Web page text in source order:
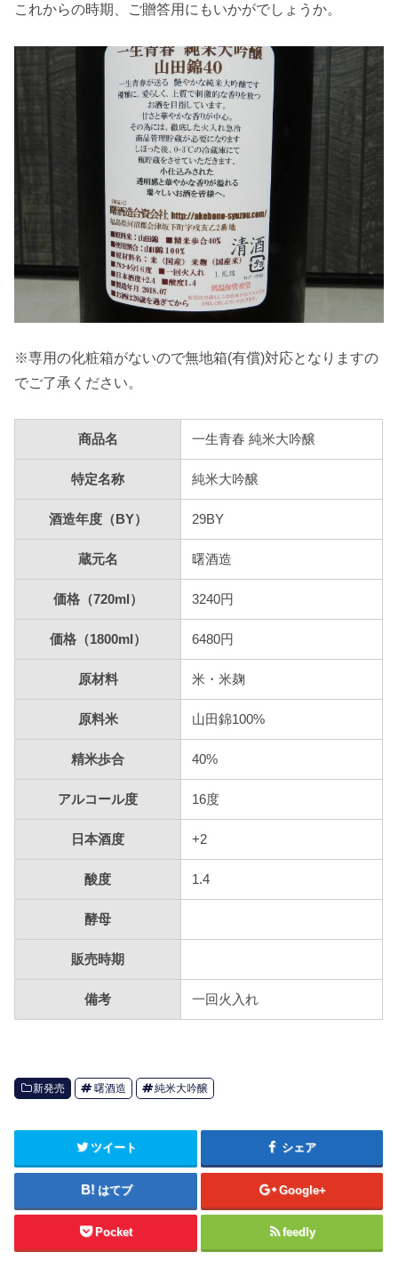
これからの時期、ご贈答用にもいかがでしょうか。
※専用の化粧箱がないので無地箱(有償)対応となりますの
でご了承ください。
商品名 一生青春 純米大吟醸
特定名称 純米大吟醸
酒造年度（BY） 29BY
蔵元名 曙酒造
価格（720ml） 3240円
価格（1800ml） 6480円
原材料 米・米麹
原料米 山田錦100%
精米歩合 40%
アルコール度 16度
日本酒度 +2
酸度 1.4
酵母
販売時期
備考 一回火入れ
新発売 曙酒造 純米大吟醸
ツイート シェア
はてブ Google+
Pocket feedly